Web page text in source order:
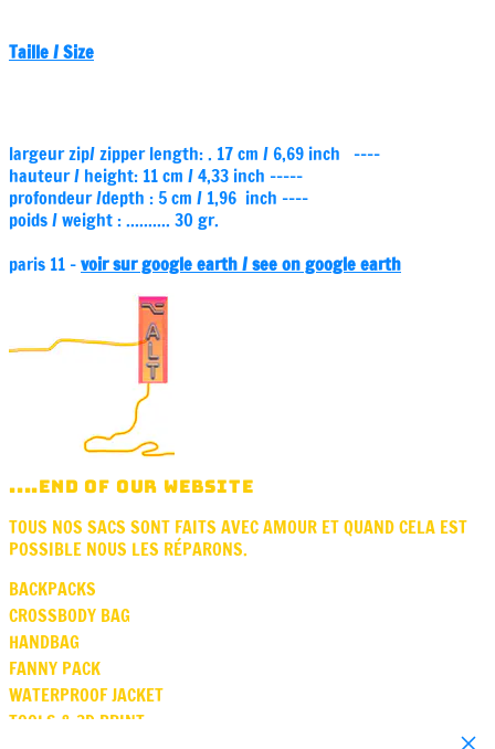
Taille / Size
largeur zip/ zipper length: . 17 cm / 6,69 inch ----
hauteur / height: 11 cm / 4,33 inch -----
profondeur /depth : 5 cm / 1,96 inch ----
poids / weight : .......... 30 gr.
paris 11 -voir sur google earth / see on google earth
....END OF OUR WEBSITE
TOUS NOS SACS SONT FAITS AVEC AMOUR ET QUAND CELA EST
POSSIBLE NOUS LES RÉPARONS.
BACKPACKS
CROSSBODY BAG
HANDBAG
FANNY PACK
WATERPROOF JACKET
TOOLS & 3D PRINT
Close